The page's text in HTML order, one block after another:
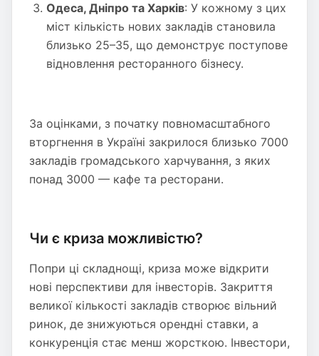
Одеса, Дніпро та Харків: У кожному з цих
міст кількість нових закладів становила
близько 25–35, що демонструє поступове
відновлення ресторанного бізнесу.
За оцінками, з початку повномасштабного
вторгнення в Україні закрилося близько 7000
закладів громадського харчування, з яких
понад 3000 — кафе та ресторани.
Чи є криза можливістю?
Попри ці складнощі, криза може відкрити
нові перспективи для інвесторів. Закриття
великої кількості закладів створює вільний
ринок, де знижуються орендні ставки, а
конкуренція стає менш жорсткою. Інвестори,